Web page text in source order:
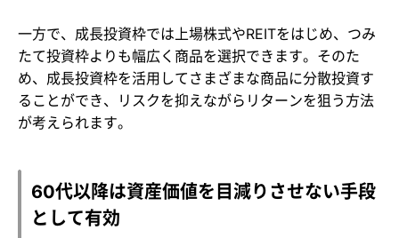
一方で、成長投資枠では上場株式やREITをはじめ、つみ
たて投資枠よりも幅広く商品を選択できます。そのた
め、成長投資枠を活用してさまざまな商品に分散投資す
ることができ、リスクを抑えながらリターンを狙う方法
が考えられます。
60代以降は資産価値を目減りさせない手段
として有効